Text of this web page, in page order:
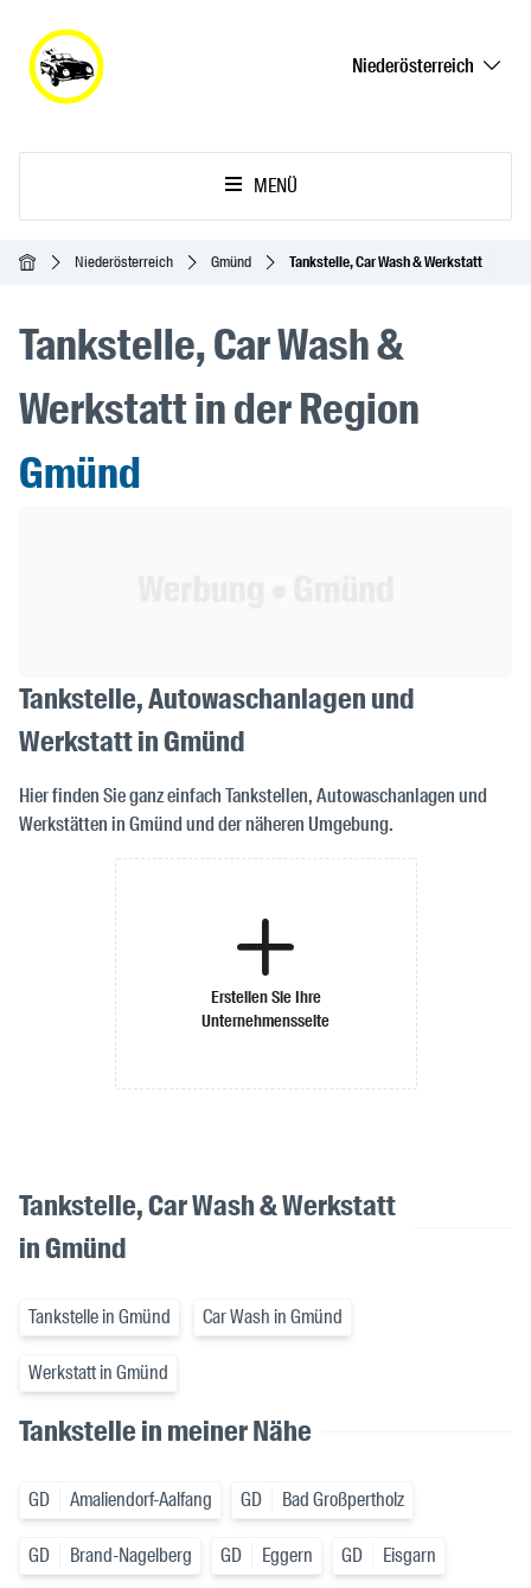
Niederösterreich
MENÜ
StartseiteNiederösterreich Gmünd Tankstelle, Car Wash & Werkstatt
Tankstelle, Car Wash &
Werkstatt in der Region
Gmünd
Tankstelle, Autowaschanlagen und
Werkstatt in Gmünd
Hier finden Sie ganz einfach Tankstellen, Autowaschanlagen und
Werkstätten in Gmünd und der näheren Umgebung.
Erstellen Sie Ihre
Unternehmensseite
Tankstelle, Car Wash & Werkstatt
in Gmünd
Tankstelle in Gmünd Car Wash in Gmünd
Werkstatt in Gmünd
Tankstelle in meiner Nähe
GD Amaliendorf-Aalfang GD Bad Großpertholz
GD Brand-Nagelberg GD Eggern GD Eisgarn